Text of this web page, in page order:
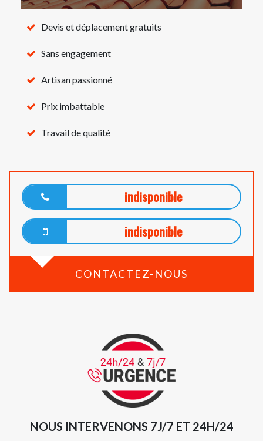
Devis et déplacement gratuits
Sans engagement
Artisan passionné
Prix imbattable
Travail de qualité
indisponible
indisponible
CONTACTEZ-NOUS
NOUS INTERVENONS 7J/7 ET 24H/24